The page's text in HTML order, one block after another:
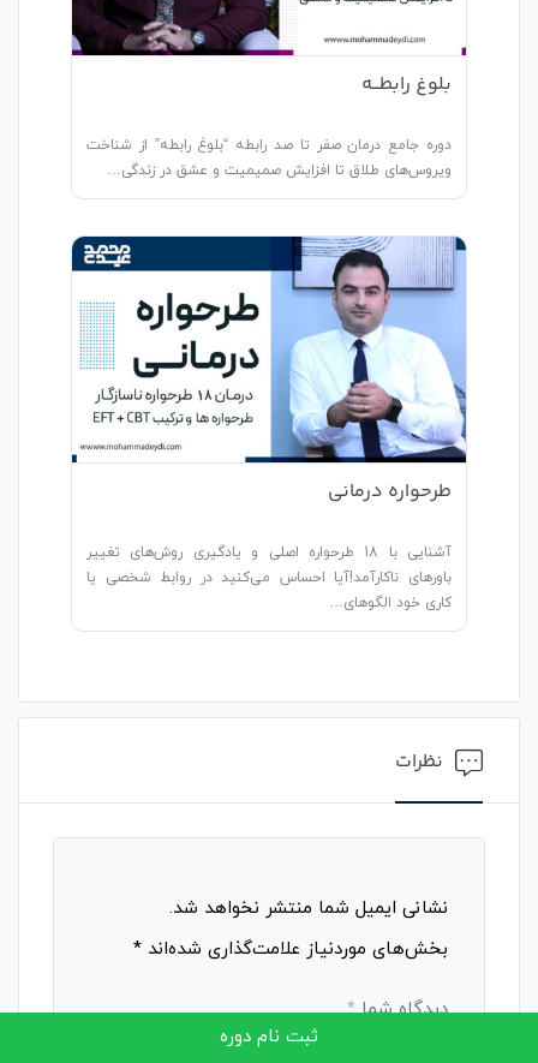
بلوغ رابطـــه
دوره جامع درمان صفر تا صد رابطه “بلوغ رابطه” از شناخت
ویروس‌های طلاق تا افزایش صمیمیت و عشق در زندگی…
طرحواره درمانی
آشنایی با 18 طرحواره اصلی و یادگیری روش‌های تغییر
باورهای ناکارآمد!آیا احساس می‌کنید در روابط شخصی یا
کاری خود الگوهای…
نظرات
نشانی ایمیل شما منتشر نخواهد شد.
بخش‌های موردنیاز علامت‌گذاری شده‌اند *
دیدگاه شما*
ثبت نام دوره